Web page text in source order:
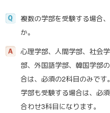
複数の学部を受験する場合
か。
心理学部、人間学部、社会
部、外国語学部、韓国学部
合は、必須の2科目のみで
学部も受験する場合は、必
合わせ3科目になります。